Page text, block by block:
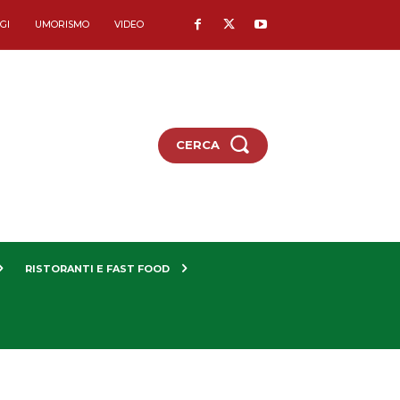
UMORISMO VIDEO
CERCA
RISTORANTI E FAST FOOD